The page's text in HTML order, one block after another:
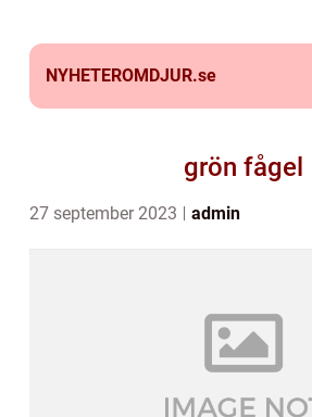
NYHETEROMDJUR.se
grön fågel
27 september 2023 admin